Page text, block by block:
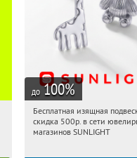
до 100%
19:11:02
Россия
Бесплатная изящная
скидка 500р. в сети
магазинов SUNLIGHT